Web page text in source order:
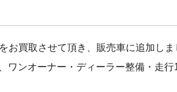
買取させて頂き、販売車に追加しま
ンオーナー・ディーラー整備・走